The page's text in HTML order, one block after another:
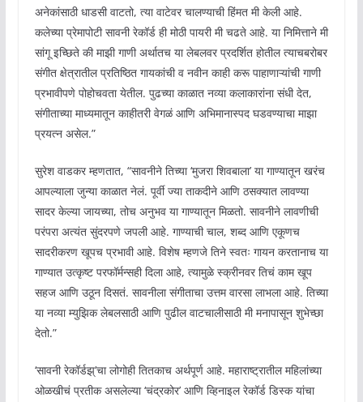
अनेकांसाठी धाडसी वाटतो, त्या वाटेवर चालण्याची हिंमत मी केली आहे.
कलेच्या प्रेमापोटी सावनी रेकॉर्ड ही मोठी पायरी मी चढते आहे. या निमित्ताने मी
सांगू इच्छिते की माझी गाणी अर्थातच या लेबलवर प्रदर्शित होतील त्याचबरोबर
संगीत क्षेत्रातील प्रतिष्ठित गायकांची व नवीन काही करू पाहाणाऱ्यांची गाणी
प्रभावीपणे पोहोचवता येतील. पुढच्या काळात नव्या कलाकारांना संधी देत,
संगीताच्या माध्यमातून काहीतरी वेगळं आणि अभिमानास्पद घडवण्याचा माझा
प्रयत्न असेल.”
सुरेश वाडकर म्हणतात, “सावनीने तिच्या ‘मुजरा शिवबाला’ या गाण्यातून खरंच
आपल्याला जुन्या काळात नेलं. पूर्वी ज्या ताकदीने आणि ठसक्यात लावण्या
सादर केल्या जायच्या, तोच अनुभव या गाण्यातून मिळतो. सावनीने लावणीची
परंपरा अत्यंत सुंदरपणे जपली आहे. गाण्याची चाल, शब्द आणि एकूणच
सादरीकरण खूपच प्रभावी आहे. विशेष म्हणजे तिने स्वतः गायन करतानाच या
गाण्यात उत्कृष्ट परफॉर्मन्सही दिला आहे, त्यामुळे स्क्रीनवर तिचं काम खूप
सहज आणि उठून दिसतं. सावनीला संगीताचा उत्तम वारसा लाभला आहे. तिच्या
या नव्या म्युझिक लेबलसाठी आणि पुढील वाटचालीसाठी मी मनापासून शुभेच्छा
देतो.”
‘सावनी रेकॉर्डझ्’चा लोगोही तितकाच अर्थपूर्ण आहे. महाराष्ट्रातील महिलांच्या
ओळखीचं प्रतीक असलेल्या ‘चंद्रकोर’ आणि व्हिनाइल रेकॉर्ड डिस्क यांचा